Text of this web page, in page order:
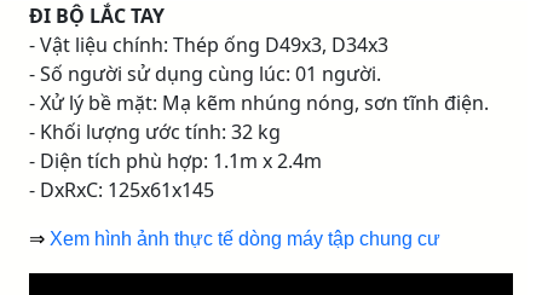
ĐI BỘ LẮC TAY
- Vật liệu chính: Thép ống D49x3, D34x3
- Số người sử dụng cùng lúc: 01 người.
- Xử lý bề mặt: Mạ kẽm nhúng nóng, sơn tĩnh điện.
- Khối lượng ước tính: 32 kg
- Diện tích phù hợp: 1.1m x 2.4m
- DxRxC: 125x61x145
⇒ Xem hình ảnh thực tế dòng máy tập chung cư